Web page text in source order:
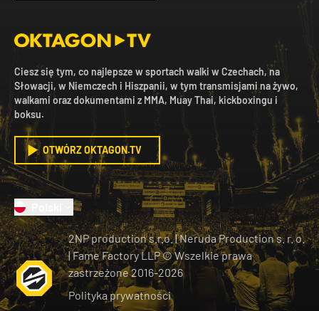
Ciesz się tym, co najlepsze w sportach walki w Czechach, na
Słowacji, w Niemczech i Hiszpanii, w tym transmisjami na żywo,
walkami oraz dokumentami z MMA, Muay Thai, kickboxingu i
boksu.
OTWÓRZ OKTAGON.TV
2NP production s.r.o.|Neruda Production s. r. o.
| Fame Factory LLP © Wszelkie prawa
zastrzeżone2016-2026
Polityka prywatności